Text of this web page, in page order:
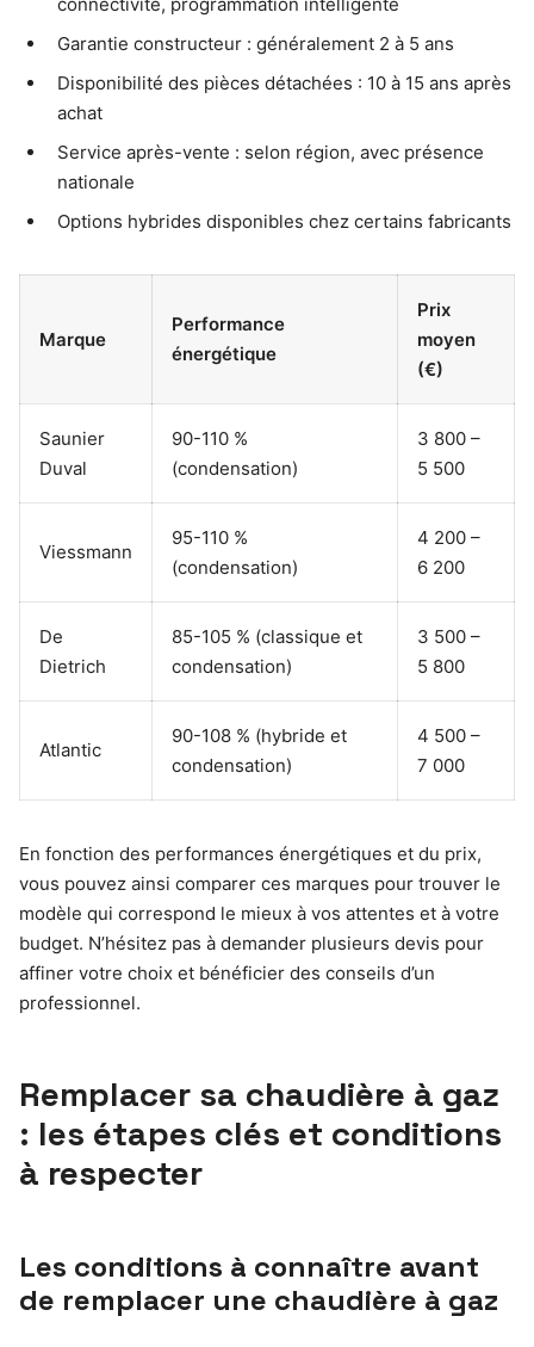
Garantie constructeur : généralement 2 à 5 ans
Disponibilité des pièces détachées : 10 à 15 ans après
achat
Service après-vente : selon région, avec présence
nationale
Options hybrides disponibles chez certains fabricants
Marque
Performance
énergétique
Prix
moyen
(€)
Saunier
Duval
90-110 %
(condensation)
3 800 –
5 500
Viessmann
95-110 %
(condensation)
4 200 –
6 200
De
Dietrich
85-105 % (classique et
condensation)
3 500 –
5 800
Atlantic
90-108 % (hybride et
condensation)
4 500 –
7 000
En fonction des performances énergétiques et du prix,
vous pouvez ainsi comparer ces marques pour trouver le
modèle qui correspond le mieux à vos attentes et à votre
budget. N’hésitez pas à demander plusieurs devis pour
affiner votre choix et bénéficier des conseils d’un
professionnel.
Remplacer sa chaudière à gaz
: les étapes clés et conditions
à respecter
Les conditions à connaître avant
de remplacer une chaudière à gaz